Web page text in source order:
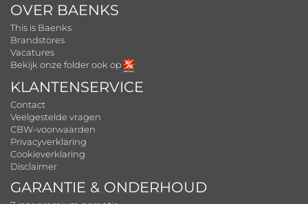
OVER BAENKS
This is Baenks
Brandstores
Vacatures
Bekijk onze folder ook op
KLANTENSERVICE
Contact
Veelgestelde vragen
CBW-voorwaarden
Privacyverklaring
Cookieverklaring
Disclaimer
GARANTIE & ONDERHOUD